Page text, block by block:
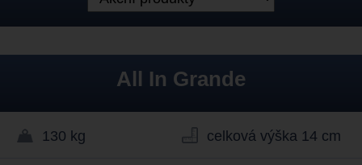
All In Grande
130 kg celková výška 14 cm